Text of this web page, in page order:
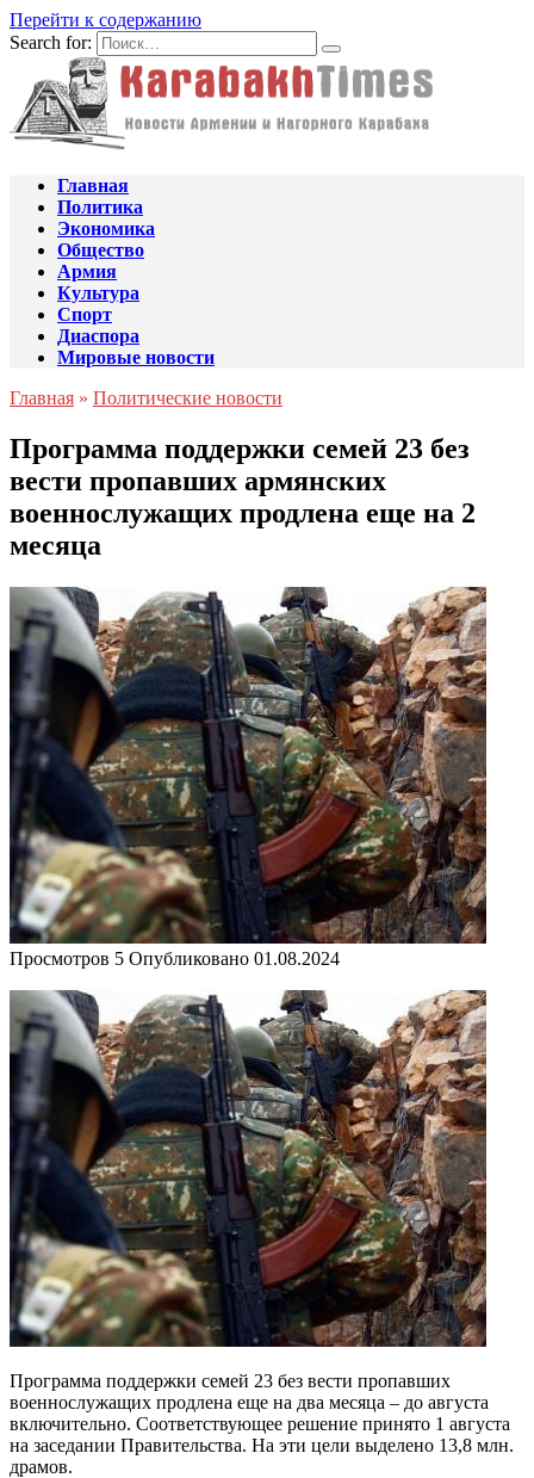
Перейти к содержанию
Search for:
Главная
Политика
Экономика
Общество
Армия
Культура
Спорт
Диаспора
Мировые новости
Главная » Политические новости
Программа поддержки семей 23 без
вести пропавших армянских
военнослужащих продлена еще на 2
месяца
Просмотров 5 Опубликовано 01.08.2024
Программа поддержки семей 23 без вести пропавших
военнослужащих продлена еще на два месяца – до августа
включительно. Соответствующее решение принято 1 августа
на заседании Правительства. На эти цели выделено 13,8 млн.
драмов.